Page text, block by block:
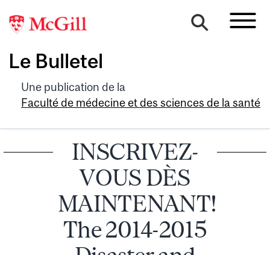
Le Bulletel
Une publication de la
Faculté de médecine et des sciences de la santé
INSCRIVEZ-
VOUS DÈS
MAINTENANT!
The 2014-2015